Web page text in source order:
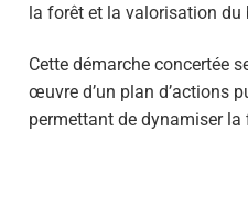
la forêt et la valorisation du
Cette démarche concertée
œuvre d’un plan d’actions
permettant de dynamiser la